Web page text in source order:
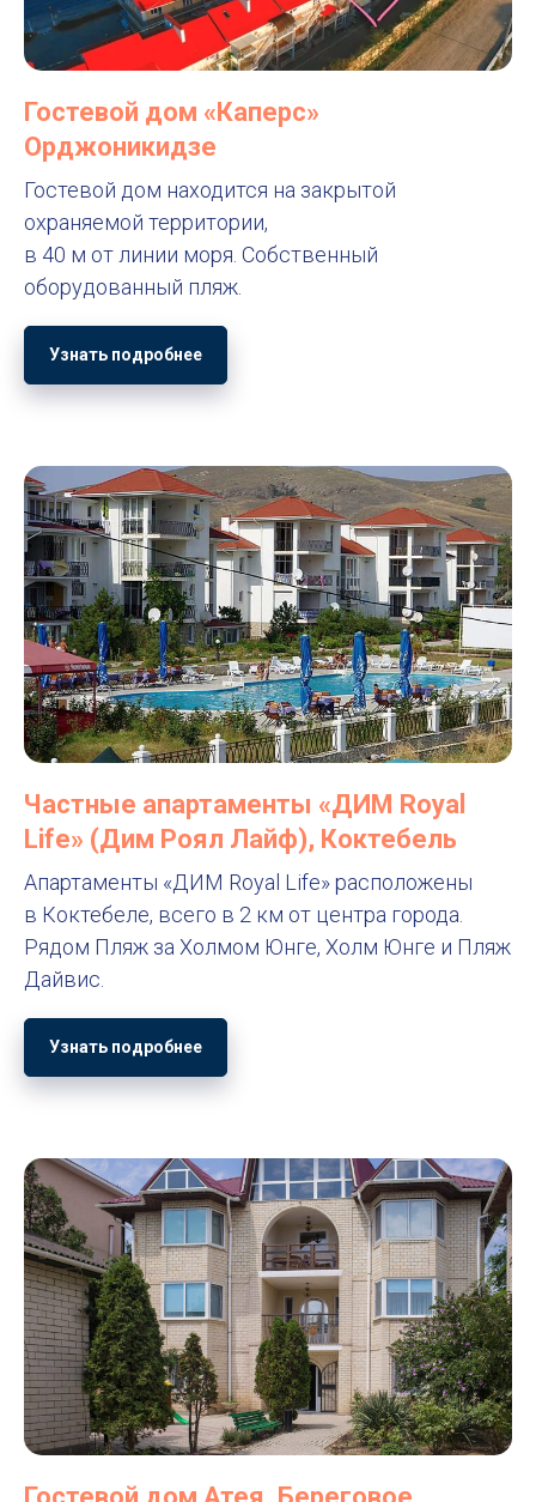
Гостевой дом «Каперс»
Орджоникидзе
Гостевой дом находится на закрытой
охраняемой территории,
в 40 м от линии моря. Собственный
оборудованный пляж.
Узнать подробнее
Частные апартаменты «ДИМ Royal
Life» (Дим Роял Лайф), Коктебель
Апартаменты «ДИМ Royal Life» расположены
в Коктебеле, всего в 2 км от центра города.
Рядом Пляж за Холмом Юнге, Холм Юнге и Пляж
Дайвис.
Узнать подробнее